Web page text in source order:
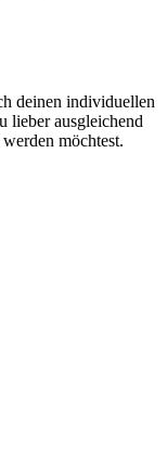
deinen individuellen
lieber ausgleichend
möchtest.